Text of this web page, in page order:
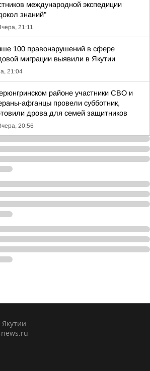
международной экспедиции
знаний"
21:11
100 правонарушений в сфере
миграции выявили в Якутии
21:04
районе участники СВО и
афганцы провели субботник,
дрова для семей защитников
20:56